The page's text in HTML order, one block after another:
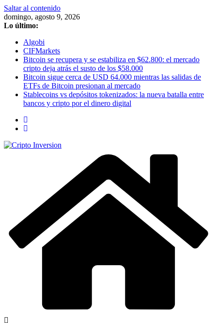
Saltar al contenido
domingo, agosto 9, 2026
Lo último:
Algobi
CIFMarkets
Bitcoin se recupera y se estabiliza en $62.800: el mercado
cripto deja atrás el susto de los $58.000
Bitcoin sigue cerca de USD 64.000 mientras las salidas de
ETFs de Bitcoin presionan al mercado
Stablecoins vs depósitos tokenizados: la nueva batalla entre
bancos y cripto por el dinero digital